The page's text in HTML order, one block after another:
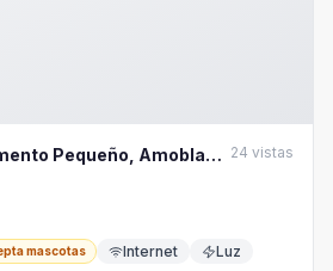
Pequeño, Amoblado
24 vistas
mascotas Internet Luz